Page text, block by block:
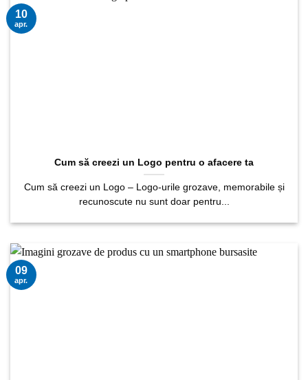
Cum să creezi un Logo pentru o afacere ta
Cum să creezi un Logo – Logo-urile grozave, memorabile și
recunoscute nu sunt doar pentru...
10
apr.
09
apr.